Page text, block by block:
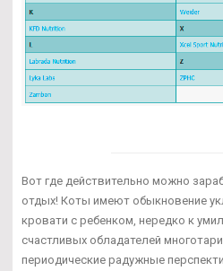
Вот где действительно можно
отдых! Коты имеют обыкновение
кровати с ребенком, нередко к
счастливых обладателей
периодические радужные